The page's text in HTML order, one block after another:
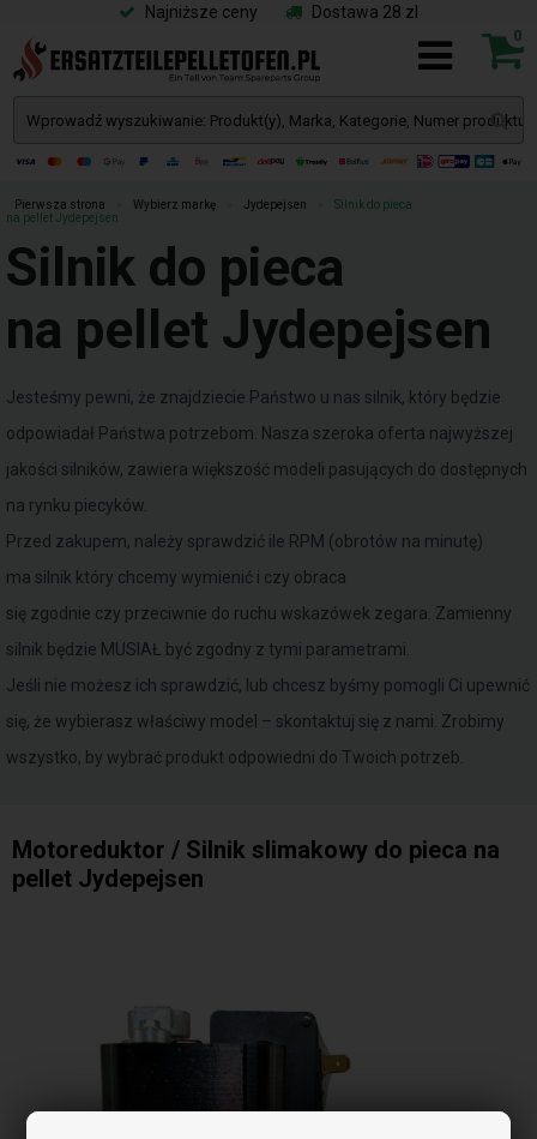
Najniższe ceny Dostawa 28 zl
0
Pierwsza strona Wybierz markę Jydepejsen
Silnik do pieca
na pellet Jydepejsen
Silnik do pieca
na pellet Jydepejsen
Jesteśmy pewni, że znajdziecie Państwo u nas silnik, który będzie
odpowiadał Państwa potrzebom. Nasza szeroka oferta najwyższej
jakości silników, zawiera większość modeli pasujących do dostępnych
na rynku piecyków.
Przed zakupem, należy sprawdzić ile RPM (obrotów na minutę)
ma silnik który chcemy wymienić i czy obraca
się zgodnie czy przeciwnie do ruchu wskazówek zegara. Zamienny
silnik będzie MUSIAŁ być zgodny z tymi parametrami.
Jeśli nie możesz ich sprawdzić, lub chcesz byśmy pomogli Ci upewnić
się, że wybierasz właściwy model – skontaktuj się z nami. Zrobimy
wszystko, by wybrać produkt odpowiedni do Twoich potrzeb.
Motoreduktor / Silnik slimakowy do pieca na
pellet Jydepejsen